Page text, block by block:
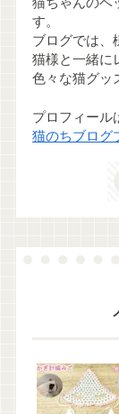
す。
ブログでは、
猫様と一緒に
色々な猫グッ
プロフィール
猫のちブログ